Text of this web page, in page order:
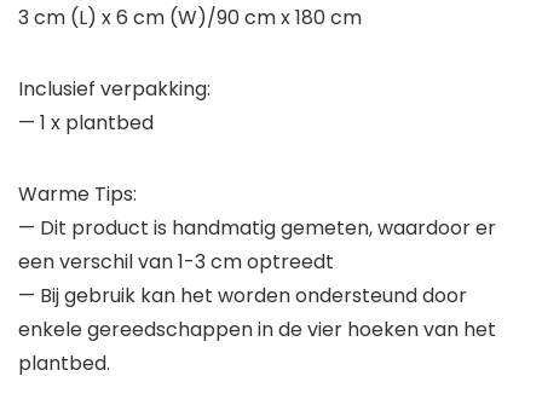
3 cm (L) x 6 cm (W)/90 cm x 180 cm
Inclusief verpakking:
— 1 x plantbed
Warme Tips:
— Dit product is handmatig gemeten, waardoor er
een verschil van 1-3 cm optreedt
— Bij gebruik kan het worden ondersteund door
enkele gereedschappen in de vier hoeken van het
plantbed.